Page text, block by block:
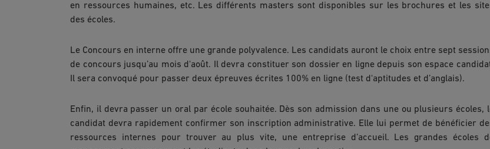
en ressources humaines, etc. Les différents masters sont disponibles sur les brochures et les
des écoles.
Le Concours en interne offre une grande polyvalence. Les candidats auront le choix entre sept
de concours jusqu’au mois d'août. Il devra constituer son dossier en ligne depuis son espace
Il sera convoqué pour passer deux épreuves écrites 100% en ligne (test d'aptitudes et d’anglais).
Enfin, il devra passer un oral par école souhaitée. Dès son admission dans une ou plusieurs écoles,
candidat devra rapidement confirmer son inscription administrative. Elle lui permet de bénéficier
ressources internes pour trouver au plus vite, une entreprise d’accueil. Les grandes écoles